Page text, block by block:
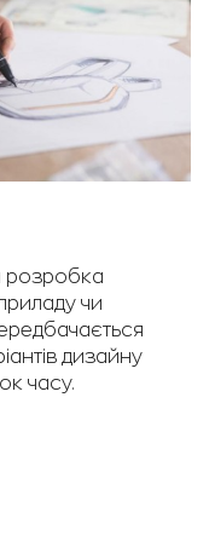
розробка
чи
дизайну
часу.